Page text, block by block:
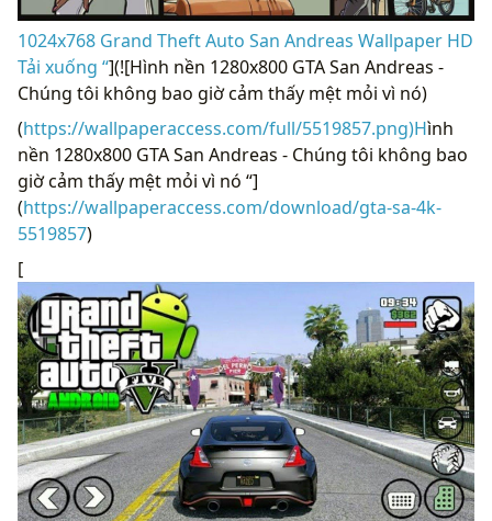
1024x768 Grand Theft Auto San Andreas Wallpaper HD
Tải xuống “](![Hình nền 1280x800 GTA San Andreas -
Chúng tôi không bao giờ cảm thấy mệt mỏi vì nó)
(https://wallpaperaccess.com/full/5519857.png)Hình
nền 1280x800 GTA San Andreas - Chúng tôi không bao
giờ cảm thấy mệt mỏi vì nó “]
(https://wallpaperaccess.com/download/gta-sa-4k-
5519857)
[